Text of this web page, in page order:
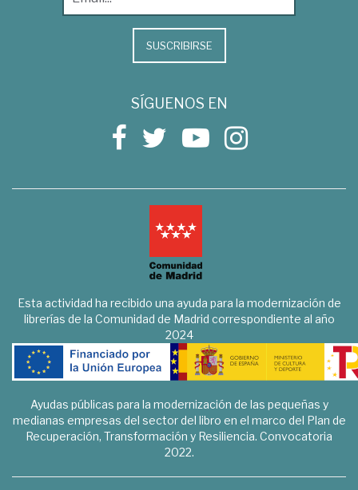
SUSCRIBIRSE
SÍGUENOS EN
Esta actividad ha recibido una ayuda para la modernización de
librerías de la Comunidad de Madrid correspondiente al año
2024
Ayudas públicas para la modernización de las pequeñas y
medianas empresas del sector del libro en el marco del Plan de
Recuperación, Transformación y Resiliencia. Convocatoria
2022.